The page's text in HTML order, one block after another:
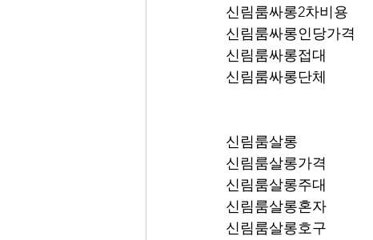
신림룸싸롱2차비용
신림룸싸롱인당가격
신림룸싸롱접대
신림룸싸롱단체
신림룸살롱
신림룸살롱가격
신림룸살롱주대
신림룸살롱혼자
신림룸살롱호구